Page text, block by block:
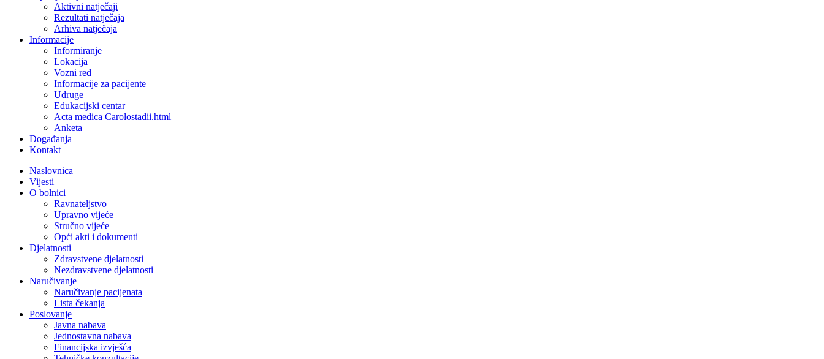
Aktivni natječaji
Rezultati natječaja
Arhiva natječaja
Informacije
Informiranje
Lokacija
Vozni red
Informacije za pacijente
Udruge
Edukacijski centar
Acta medica Carolostadii.html
Anketa
Događanja
Kontakt
Naslovnica
Vijesti
O bolnici
Ravnateljstvo
Upravno vijeće
Stručno vijeće
Opći akti i dokumenti
Djelatnosti
Zdravstvene djelatnosti
Nezdravstvene djelatnosti
Naručivanje
Naručivanje pacijenata
Lista čekanja
Poslovanje
Javna nabava
Jednostavna nabava
Financijska izvješća